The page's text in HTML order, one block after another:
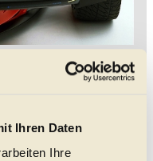
Ihren Daten
Ihre
beiden miteinander
wurden nie
gewesen sein.